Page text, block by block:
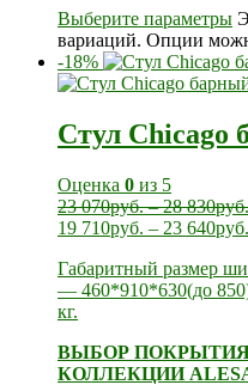
Выберите параметры
вариаций. Опции
-18%
Стул Chicago
Оценка 0 из 5
23 070руб.–28 830руб.
19 710руб. – 23 640руб.
Габаритный размер
— 460*910*630(до
кг.
ВЫБОР
КОЛЛЕКЦИИ